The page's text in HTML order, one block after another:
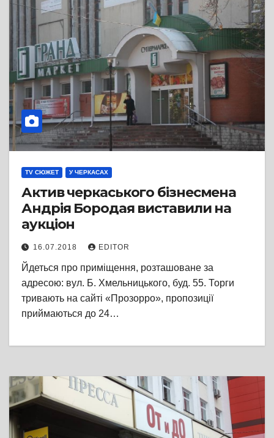
TV СЮЖЕТ У ЧЕРКАСАХ
Актив черкаського бізнесмена
Андрія Бородая виставили на
аукціон
16.07.2018 EDITOR
Йдеться про приміщення, розташоване за
адресою: вул. Б. Хмельницького, буд. 55. Торги
тривають на сайті «Прозорро», пропозиції
приймаються до 24…